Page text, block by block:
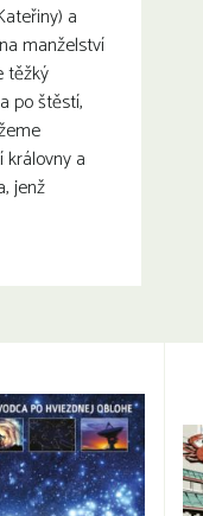
a
manželství
těžký
po štěstí,
a
jenž